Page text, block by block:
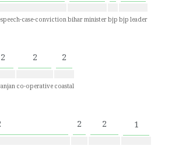
case-convictionbihar ministerbjpbjp leader
2 2
co-operative
2
coastal
2 2 1